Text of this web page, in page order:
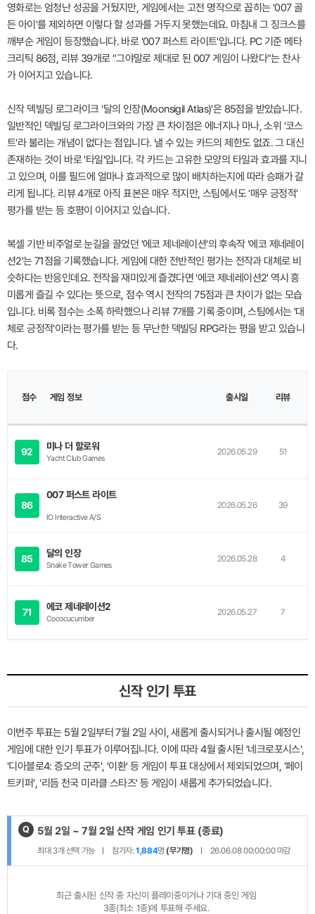
영화로는 엄청난 성공을 거뒀지만, 게임에서는 고전 명작으로 꼽히는 '007 골
든 아이'를 제외하면 이렇다 할 성과를 거두지 못했는데요. 마침내 그 징크스를
깨부순 게임이 등장했습니다. 바로 '007 퍼스트 라이트'입니다. PC 기준 메타
크리틱 86점, 리뷰 39개로 "그야말로 제대로 된 007 게임이 나왔다"는 찬사
가 이어지고 있습니다.
신작 덱빌딩 로그라이크 '달의 인장(Moonsigil Atlas)'은 85점을 받았습니다.
일반적인 덱빌딩 로그라이크와의 가장 큰 차이점은 에너지나 마나, 소위 '코스
트'라 불리는 개념이 없다는 점입니다. 낼 수 있는 카드의 제한도 없죠. 그 대신
존재하는 것이 바로 '타일'입니다. 각 카드는 고유한 모양의 타일과 효과를 지니
고 있으며, 이를 필드에 얼마나 효과적으로 많이 배치하는지에 따라 승패가 갈
리게 됩니다. 리뷰 4개로 아직 표본은 매우 적지만, 스팀에서도 '매우 긍정적'
평가를 받는 등 호평이 이어지고 있습니다.
복셀 기반 비주얼로 눈길을 끌었던 '에코 제네레이션'의 후속작 '에코 제네레이
션2'는 71점을 기록했습니다. 게임에 대한 전반적인 평가는 전작과 대체로 비
슷하다는 반응인데요. 전작을 재미있게 즐겼다면 '에코 제네레이션2' 역시 흥
미롭게 즐길 수 있다는 뜻으로, 점수 역시 전작의 75점과 큰 차이가 없는 모습
입니다. 비록 점수는 소폭 하락했으나 리뷰 7개를 기록 중이며, 스팀에서는 '대
체로 긍정적'이라는 평가를 받는 등 무난한 덱빌딩 RPG라는 평을 받고 있습니
다.
점수
미게임 정보 출시일 리뷰
92 미나 더 할로워
Yacht Club Games
2026.05.29 51
86
007 퍼스트 라이트
IO Interactive A/S
2026.05.26 39
85 달의 인장
Snake Tower Games
2026.05.28 4
71 에코 제네레이션2
Cococucumber
2026.05.27 7
신작 인기 투표
이번주 투표는 5월 2일부터 7월 2일 사이, 새롭게 출시되거나 출시될 예정인
게임에 대한 인기 투표가 이루어집니다. 이에 따라 4월 출시된 '네크로포시스',
'디아블로4: 증오의 군주', '이환' 등 게임이 투표 대상에서 제외되었으며, '페이
트키퍼', '리듬 천국 미라클 스타즈' 등 게임이 새롭게 추가되었습니다.
Q
제
목
:
5월 2일 ~ 7월 2일 신작 게임 인기 투표 (종료)
최대 3개 선택 가능 참가자: 1,884명 (무기명) 26.06.08 00:00:00마감
최근 출시된 신작 중 자신이 플레이중이거나 기대 중인 게임
3종(최소 1종)에 투표해 주세요.